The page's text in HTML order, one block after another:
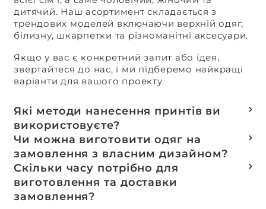
дитячий. Наш асортимент складається з
трендових моделей включаючи верхній одяг,
білизну, шкарпетки та різноманітні аксесуари.
Якщо у вас є конкретний запит або ідея,
звертайтеся до нас, і ми підберемо найкращі
варіанти для вашого проекту.
Які методи нанесення принтів ви
використовуєте?
Термотранферний
Шовкотрафаретний
DTF – друк
Машинна вишивка
Чи можна виготовити одяг на
замовлення з власним дизайном?
Так, ми спеціалізуємося на розробці колекцій
та мерчу під ключ, цей процес включає підбір
тканин, розробку лекал, дизай та
завершується пошиттям готового виробу.
Скільки часу потрібно для
виготовлення та доставки
замовлення?